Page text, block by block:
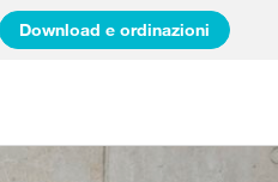
Download e ordinazioni